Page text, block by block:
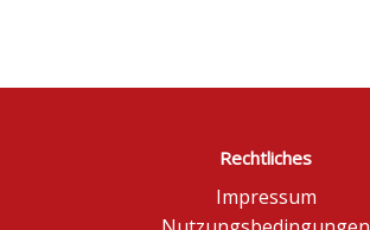
Rechtliches
Impressum